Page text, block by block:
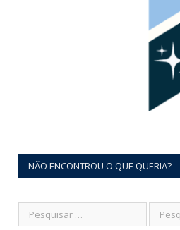
NÃO ENCONTROU O QUE QUERIA?